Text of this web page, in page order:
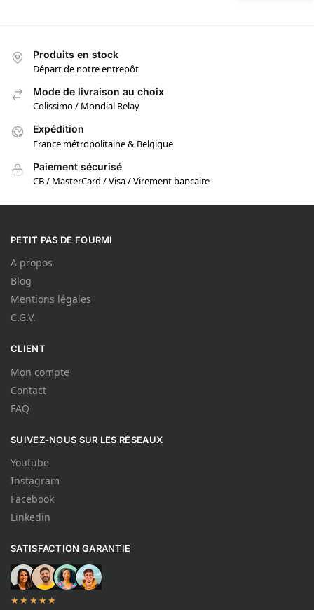
Produits en stock
Départ de notre entrepôt
Mode de livraison au choix
Colissimo / Mondial Relay
Expédition
France métropolitaine & Belgique
Paiement sécurisé
CB / MasterCard / Visa / Virement bancaire
PETIT PAS DE FOURMI
A propos
Blog
Mentions légales
C.G.V.
CLIENT
Mon compte
Contact
FAQ
SUIVEZ-NOUS SUR LES RÉSEAUX
Youtube
Instagram
Facebook
Linkedin
SATISFACTION GARANTIE
★★★★★